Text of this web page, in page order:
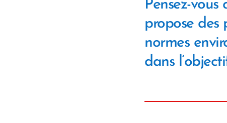
Pensez-
propose des
normes
dans